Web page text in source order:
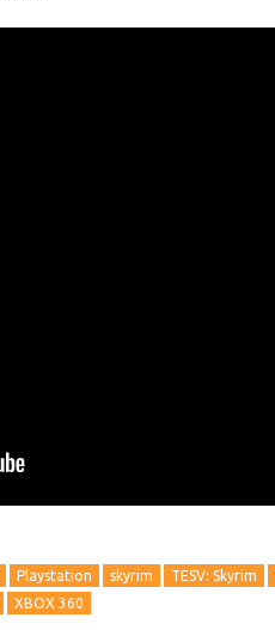
Playstation skyrim TESV: Skyrim
XBOX 360